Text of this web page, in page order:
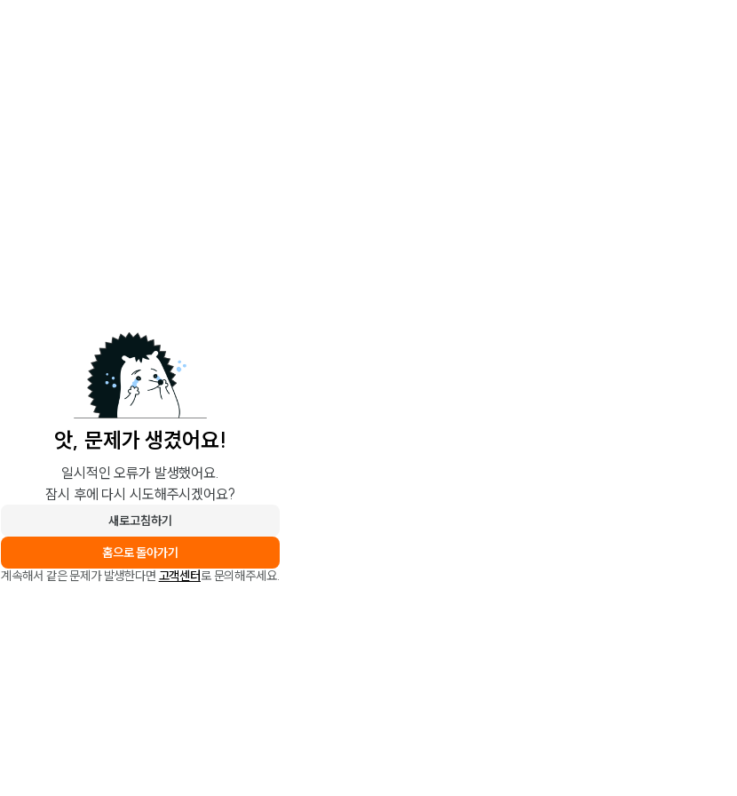
앗, 문제가 생겼어요!
일시적인 오류가 발생했어요.
잠시 후에 다시 시도해주시겠어요?
새로고침하기
홈으로 돌아가기
계속해서 같은 문제가 발생한다면 고객센터로 문의해주세요.